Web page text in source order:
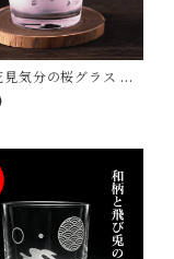
見気分の桜グラス さ
こ プレゼント ギフ
誕生日 母の日 父の